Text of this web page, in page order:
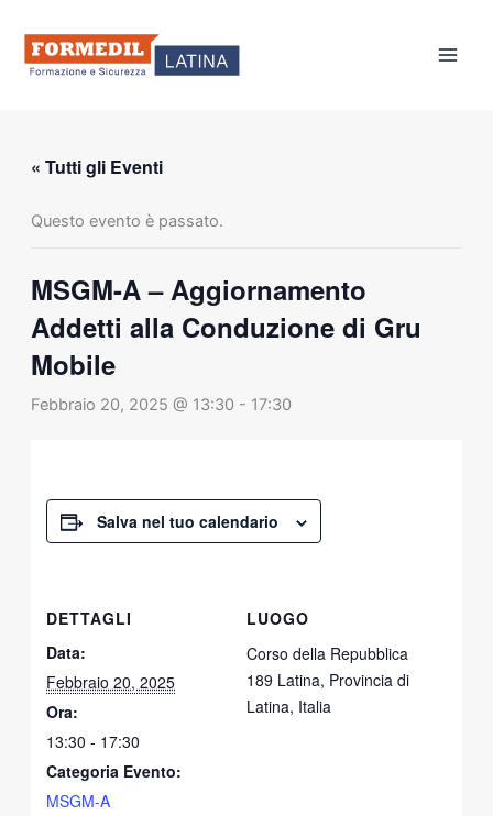
contenuto
« Tutti gli Eventi
Questo evento è passato.
MSGM-A – Aggiornamento
Addetti alla Conduzione di Gru
Mobile
Febbraio 20, 2025 @ 13:30- 17:30
Salva nel tuo calendario
DETTAGLI
Data:
Febbraio 20, 2025
Ora:
13:30 - 17:30
Categoria Evento:
MSGM-A
LUOGO
Corso della Repubblica
189 Latina, Provincia di
Latina, Italia